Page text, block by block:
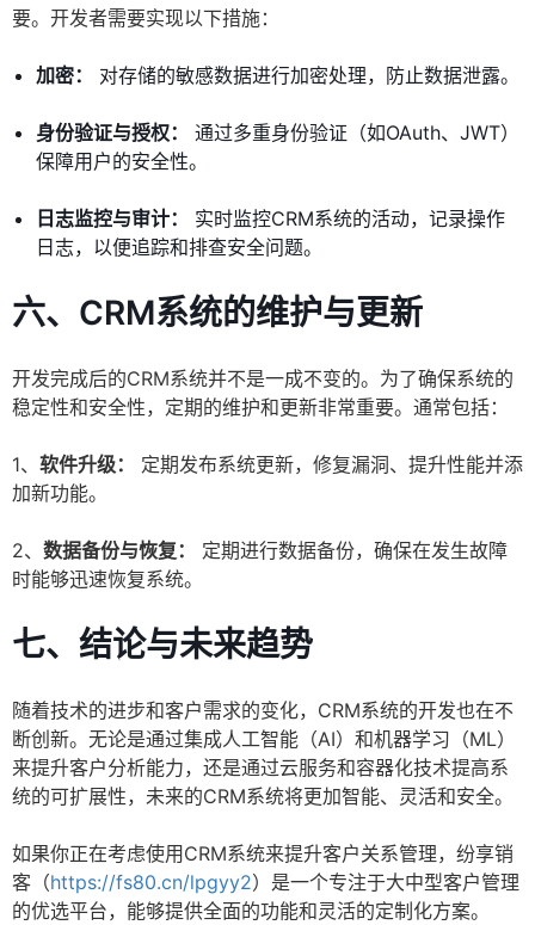
要。开发者需要实现以下措施：
加密： 对存储的敏感数据进行加密处理，防止数据泄露。
身份验证与授权：
通过多重身份验证（如OAuth、JWT）
保障用户的安全性。
日志监控与审计：
实时监控CRM系统的活动，记录操作
日志，以便追踪和排查安全问题。
六、CRM系统的维护与更新
开发完成后的CRM系统并不是一成不变的。为了确保系统的
稳定性和安全性，定期的维护和更新非常重要。通常包括：
1、 软件升级：
定期发布系统更新，修复漏洞、提升性能并添
加新功能。
2、 数据备份与恢复：
定期进行数据备份，确保在发生故障
时能够迅速恢复系统。
七、结论与未来趋势
随着技术的进步和客户需求的变化，CRM系统的开发也在不
断创新。无论是通过集成人工智能（AI）和机器学习（ML）
来提升客户分析能力，还是通过云服务和容器化技术提高系
统的可扩展性，未来的CRM系统将更加智能、灵活和安全。
如果你正在考虑使用CRM系统来提升客户关系管理，纷享销
客（https://fs80.cn/lpgyy2）是一个专注于大中型客户管理
的优选平台，能够提供全面的功能和灵活的定制化方案。